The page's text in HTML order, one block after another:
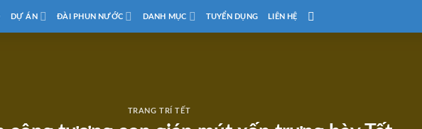
DỰ ÁN ĐÀI PHUN NƯỚC DANH MỤC TUYỂN DỤNG LIÊN HỆ
TRANG TRÍ TẾT